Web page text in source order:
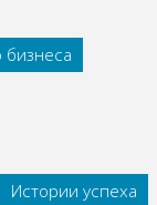
бизнеса
Истории успеха